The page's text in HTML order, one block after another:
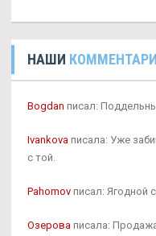
НАШИ
Bogdan писал:
Ivankova писала: Уже
с той.
Pahomov писал: Ягодной
Озерова писала: